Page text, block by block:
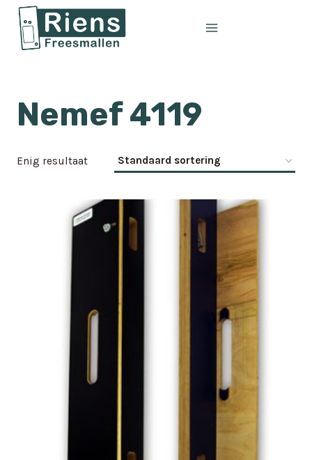
Doorgaan
naar
inhoud
Nemef 4119
Enig resultaat